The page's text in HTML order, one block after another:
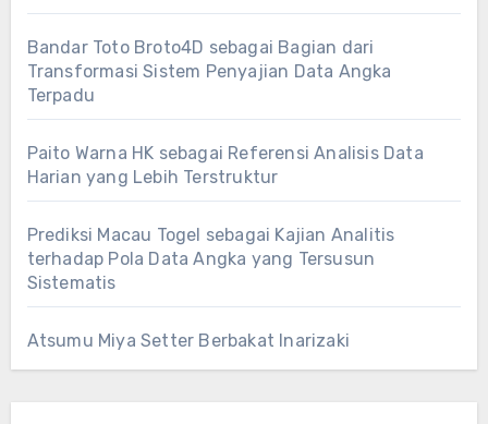
Bandar Toto Broto4D sebagai Bagian dari
Transformasi Sistem Penyajian Data Angka
Terpadu
Paito Warna HK sebagai Referensi Analisis Data
Harian yang Lebih Terstruktur
Prediksi Macau Togel sebagai Kajian Analitis
terhadap Pola Data Angka yang Tersusun
Sistematis
Atsumu Miya Setter Berbakat Inarizaki